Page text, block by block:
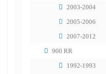
2003-2004
2005-2006
2007-2012
900 RR
1992-1993